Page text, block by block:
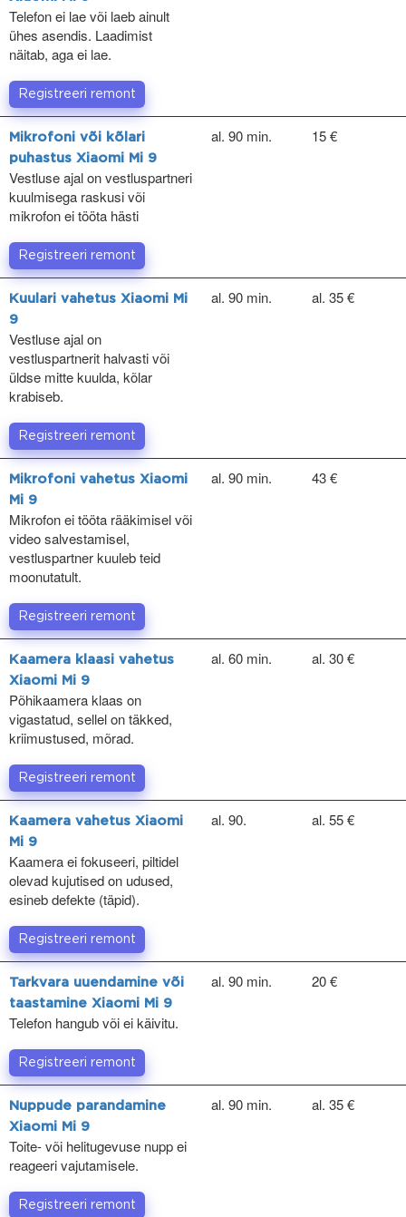
Telefon ei lae või laeb ainult
ühes asendis. Laadimist
näitab, aga ei lae.
Registreeri remont
Mikrofoni või kõlari
puhastus Xiaomi Mi 9
Vestluse ajal on vestluspartneri
kuulmisega raskusi või
mikrofon ei tööta hästi
al. 90 min. 15 €
Registreeri remont
Kuulari vahetus Xiaomi Mi
9
Vestluse ajal on
vestluspartnerit halvasti või
üldse mitte kuulda, kõlar
krabiseb.
al. 90 min. al. 35 €
Registreeri remont
Mikrofoni vahetus Xiaomi
Mi 9
Mikrofon ei tööta rääkimisel või
video salvestamisel,
vestluspartner kuuleb teid
moonutatult.
al. 90 min. 43 €
Registreeri remont
Kaamera klaasi vahetus
Xiaomi Mi 9
Põhikaamera klaas on
vigastatud, sellel on täkked,
kriimustused, mõrad.
al. 60 min. al. 30 €
Registreeri remont
Kaamera vahetus Xiaomi
Mi 9
Kaamera ei fokuseeri, piltidel
olevad kujutised on udused,
esineb defekte (täpid).
al. 90. al. 55 €
Registreeri remont
Tarkvara uuendamine või
taastamine Xiaomi Mi 9
Telefon hangub või ei käivitu.
al. 90 min. 20 €
Registreeri remont
Nuppude parandamine
Xiaomi Mi 9
Toite- või helitugevuse nupp ei
reageeri vajutamisele.
al. 90 min. al. 35 €
Registreeri remont